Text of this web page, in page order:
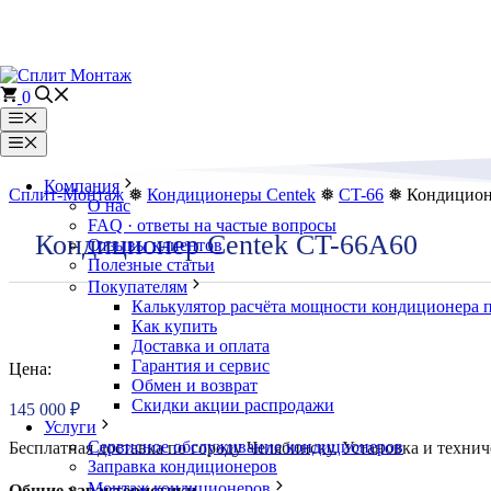
0
Меню
Меню
Компания
О нас
FAQ · ответы на частые вопросы
Отзывы клиентов
Полезные статьи
Покупателям
Калькулятор расчёта мощности кондиционера
Как купить
Доставка и оплата
Гарантия и сервис
Обмен и возврат
Скидки акции распродажи
Услуги
Сервисное обслуживание кондиционеров
Заправка кондиционеров
Сплит-Монтаж❅ Кондиционеры Centek ❅ CT-66 ❅
Кондиционер Centek CT-66A60
Цена:
145 000 ₽
Бесплатная доставка по городу Челябинску. Установка и